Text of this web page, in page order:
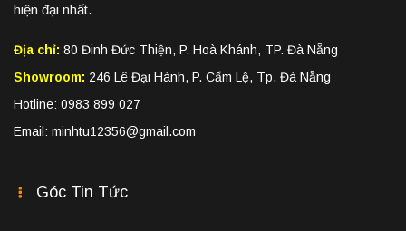
hiện đại nhất.
Địa chỉ: 80 Đinh Đức Thiện, P. Hoà Khánh, TP. Đà Nẵng
Showroom: 246 Lê Đại Hành, P. Cẩm Lệ, Tp. Đà Nẵng
Hotline: 0983 899 027
Email: minhtu12356@gmail.com
Góc Tin Tức